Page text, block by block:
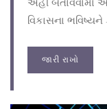
અહીં બતાવવામાં
વિકાસના
જારી રાખો